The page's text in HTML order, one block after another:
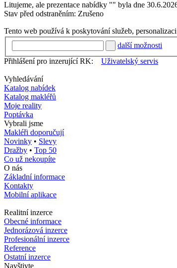
Litujeme, ale prezentace nabídky "" byla dne
Stav před odstraněním: Zrušeno
Tento web používá k poskytování služeb,
další možnosti
Přihlášení pro inzerující RK:
Uživatelský servis
Vyhledávání
Katalog nabídek
Katalog makléřů
Moje reality
Poptávka
Vybrali jsme
Makléři doporučují
Novinky • Slevy
Dražby • Top 50
Co už nekoupíte
O nás
Základní informace
Kontakty
Mobilní aplikace
Realitní inzerce
Obecné informace
Jednorázová inzerce
Profesionální inzerce
Reference
Ostatní inzerce
Navštivte